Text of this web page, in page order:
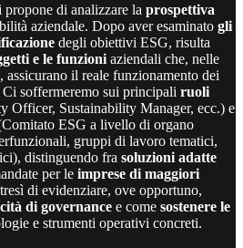
di analizzare la prospettiva
aziendale. Dopo aver esaminato gli
degli obiettivi ESG, risulta
e le funzioni aziendali che, nelle
il reale funzionamento dei
soffermeremo sui principali ruoli
Officer, Sustainability Manager, ecc.) e
ESG a livello di organo
gruppi di lavoro tematici,
distinguendo fra soluzioni adatte
per le imprese di maggiori
di evidenziare, ove opportuno,
di governance e come sostenere le
e strumenti operativi concreti.